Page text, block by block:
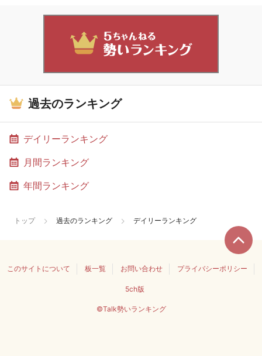
過去のランキング
デイリーランキング
月間ランキング
年間ランキング
トップ 過去のランキング デイリーランキング
このサイトについて 板一覧 お問い合わせ プライバシーポリシー
5ch版
©Talk勢いランキング